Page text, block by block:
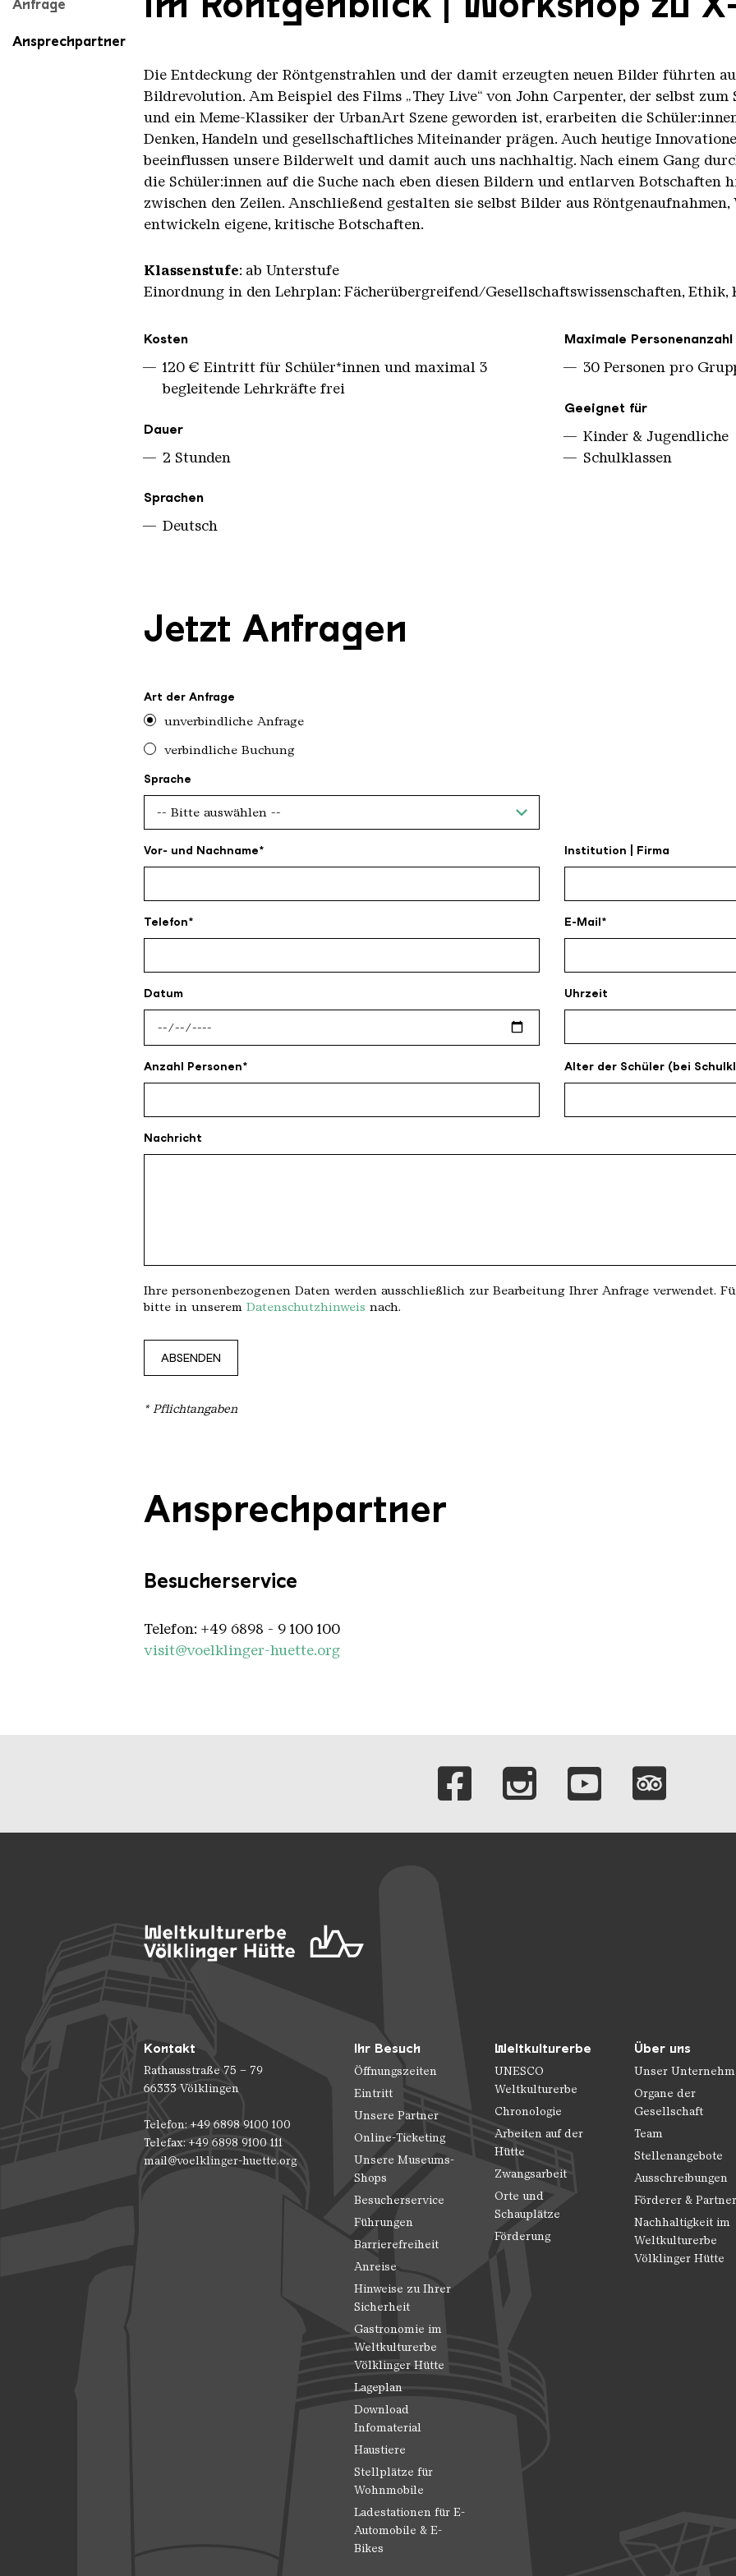
Anfrage
Ansprechpartner
Die Entdeckung der Röntgenstrahlen und der damit erzeugten neuen Bilder führten
Bildrevolution. Am Beispiel des Films „They Live“ von John Carpenter, der selbst
und ein Meme-Klassiker der UrbanArt Szene geworden ist, erarbeiten die
Denken, Handeln und gesellschaftliches Miteinander prägen. Auch heutige
beeinflussen unsere Bilderwelt und damit auch uns nachhaltig. Nach einem Gang
die Schüler:innen auf die Suche nach eben diesen Bildern und entlarven Botschaften
zwischen den Zeilen. Anschließend gestalten sie selbst Bilder aus
entwickeln eigene, kritische Botschaften.
Klassenstufe: ab Unterstufe
Einordnung in den Lehrplan: Fächerübergreifend/Gesellschaftswissenschaften, Ethik,
Übersicht
Kosten
120 € Eintritt für Schüler*innen und maximal 3
begleitende Lehrkräfte frei
Dauer
2 Stunden
Sprachen
Deutsch
Maximale Personenanzahl
30 Personen pro
Geeignet für
Kinder & Jugendliche
Schulklassen
Jetzt Anfragen
Art der Anfrage
unverbindliche Anfrage
verbindliche Buchung
Sprache
Vor- und Nachname Institution | Firma
Telefon E-Mail
Datum Uhrzeit
Anzahl Personen Alter der Schüler (bei
Nachricht
Ihre personenbezogenen Daten werden ausschließlich zur Bearbeitung Ihrer Anfrage verwendet.
bitte in unserem Datenschutzhinweis nach.
* Pflichtangaben
Ansprechpartner
Besucherservice
Telefon: +49 6898 - 9 100 100
visit@voelklinger-huette.org
Verlinkungen zu
Kontakt
Rathausstraße 75 – 79
66333 Völklingen
Telefon: +49 6898 9100 100
Telefax: +49 6898 9100 111
mail@voelklinger-huette.org
Ihr Besuch
Öffnungszeiten
Eintritt
Unsere Partner
Online-Ticketing
Unsere Museums-
Shops
Besucherservice
Führungen
Barrierefreiheit
Anreise
Hinweise zu Ihrer
Sicherheit
Gastronomie im
Weltkulturerbe
Völklinger Hütte
Lageplan
Download
Infomaterial
Haustiere
Stellplätze für
Wohnmobile
Ladestationen für E-
Automobile & E-
Bikes
Weltkulturerbe
UNESCO
Weltkulturerbe
Chronologie
Arbeiten auf der
Hütte
Zwangsarbeit
Orte und
Schauplätze
Förderung
Über uns
Unser
Organe der
Gesellschaft
Team
Stellenangebote
Ausschreibungen
Förderer & Partner
Nachhaltigkeit im
Weltkulturerbe
Völklinger Hütte